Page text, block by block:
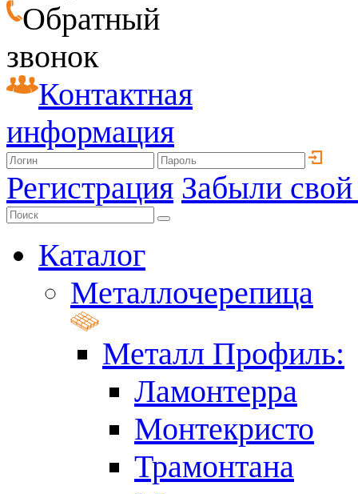
Обратный
звонок
Контактная
информация
Регистрация Забыли
Каталог
Металлочерепица
Металл Профиль:
Ламонтерра
Монтекристо
Трамонтана